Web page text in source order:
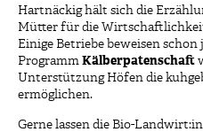
Hartnäckig hält sich die
Mütter für die
Einige Betriebe beweisen
Programm Kälberpatenschaft
Unterstützung Höfen die
ermöglichen.
Gerne lassen die Bio-